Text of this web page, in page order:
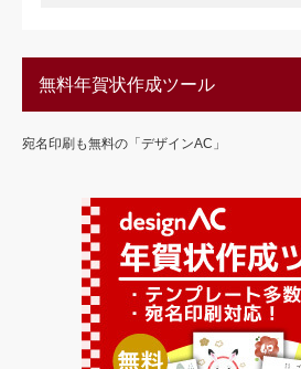
無料年賀状作成ツール
宛名印刷も無料の「デザインAC」